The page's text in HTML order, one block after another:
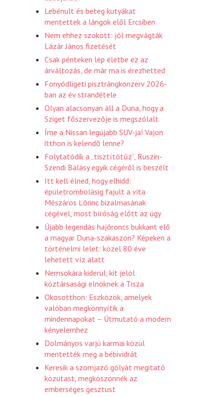
Lebénult és beteg kutyákat
mentettek a lángok elől Ercsiben
Nem ehhez szokott: jól megvágták
Lázár János fizetését
Csak pénteken lép életbe ez az
árváltozás, de már ma is érezhetted
Fonyódligeti pisztrángkonzerv 2026-
ban az év strandétele
Olyan alacsonyan áll a Duna, hogy a
Sziget főszervezője is megszólalt
Íme a Nissan legújabb SUV-ja! Vajon
itthon is kelendő lenne?
Folytatódik a „tisztítótűz”, Ruszin-
Szendi Balásy egyik cégéről is beszélt
Itt kell élned, hogy elhidd:
épületrombolásig fajult a vita
Mészáros Lőrinc bizalmasának
cégével, most bíróság előtt az ügy
Újabb legendás hajóroncs bukkant elő
a magyar Duna-szakaszon? Képeken a
történelmi lelet: közel 80 éve
lehetett víz alatt
Nemsokára kiderül, kit jelöl
köztársasági elnöknek a Tisza
Okosotthon: Eszközök, amelyek
valóban megkönnyítik a
mindennapokat – Útmutató a modern
kényelemhez
Dolmányos varjú karmai közül
mentették meg a bébividrát
Keresik a szomjazó gólyát megitató
közutast, megköszönnék az
emberséges gesztust